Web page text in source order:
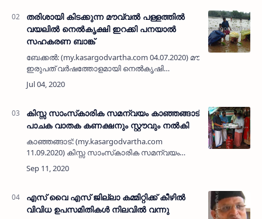
തരിശായി കിടക്കുന്ന മൗവ്വല്‍ പള്ളത്തില്‍
വയലില്‍ നെല്‍കൃക്ഷി ഇറക്കി പനയാല്‍
സഹകരണ ബാങ്ക്
ബേക്കല്‍: (my.kasargodvartha.com 04.07.2020) മൗവ്വലില്‍
ഇരുപത് വര്‍ഷത്തോളമായി നെല്‍കൃഷി
ചെയ്യാതെ തരിശായി കിടക്കുന്ന മൗവ്വല്‍
പള്ളത്തില്‍ പന്ത്രണ്ട് ഏക്കറോളം പാടത്ത…
കിസ്സ സാംസ്‌കാരിക സമന്വയം കാഞ്ഞങ്ങാട്
പാചക വാതക കണക്ഷനും സ്റ്റൗവും നൽകി
കാഞ്ഞങ്ങാട്: (my.kasargodvartha.com
11.09.2020) കിസ്സ സാംസ്‌കാരിക സമന്വയം
കാഞ്ഞങ്ങാട് പാചക വാതക കണക്ഷനും സ്റ്റൗവും
നൽകി. മസ്തിഷ്ക രോഗം ബാധിച്ച് ചികിത്സയിൽ
എസ് വൈ എസ് ജില്ലാ കമ്മിറ്റിക്ക് കീഴിൽ
വിവിധ ഉപസമിതികൾ നിലവിൽ വന്നു